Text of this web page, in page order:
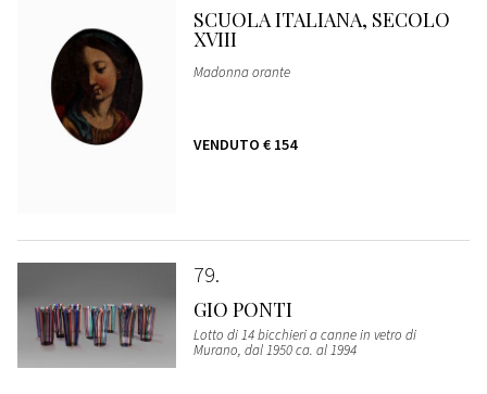
SCUOLA ITALIANA, SECOLO
XVIII
Madonna orante
VENDUTO € 154
79
GIO PONTI
Lotto di 14 bicchieri a canne in vetro di
Murano, dal 1950 ca. al 1994